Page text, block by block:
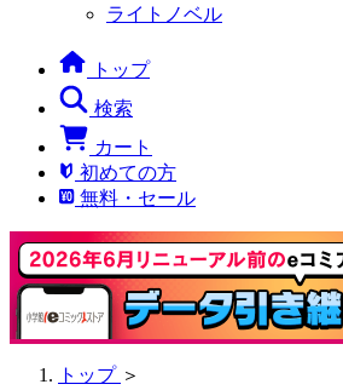
ライトノベル
トップ
検索
カート
初めての方
無料・セール
トップ ＞